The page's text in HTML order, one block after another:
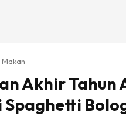
Makan
Akhir Tahun
Spaghetti